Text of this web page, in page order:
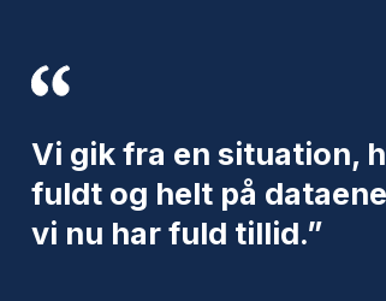
Vi gik fra en situation,
fuldt og helt på
vi nu har fuld tillid.”